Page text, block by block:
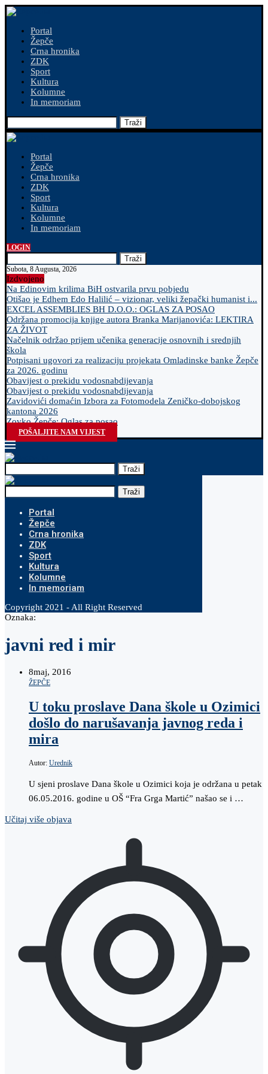
Portal
Žepče
Crna hronika
ZDK
Sport
Kultura
Kolumne
In memoriam
Traži
Portal
Žepče
Crna hronika
ZDK
Sport
Kultura
Kolumne
In memoriam
LOGIN
Traži
Subota, 8 Augusta, 2026
Izdvojeno
Na Edinovim krilima BiH ostvarila prvu pobjedu
Otišao je Edhem Edo Halilić – vizionar, veliki žepački humanist i...
EXCEL ASSEMBLIES BH D.O.O.: OGLAS ZA POSAO
Održana promocija knjige autora Branka Marijanovića: LEKTIRA
ZA ŽIVOT
Načelnik održao prijem učenika generacije osnovnih i srednjih
škola
Potpisani ugovori za realizaciju projekata Omladinske banke Žepče
za 2026. godinu
Obavijest o prekidu vodosnabdijevanja
Obavijest o prekidu vodosnabdijevanja
Zavidovići domaćin Izbora za Fotomodela Zeničko-dobojskog
kantona 2026
Zovko Žepče: Oglas za posao
POŠALJITE NAM VIJEST
Traži
Traži
Portal
Žepče
Crna hronika
ZDK
Sport
Kultura
Kolumne
In memoriam
Copyright 2021 - All Right Reserved
Oznaka:
javni red i mir
8maj, 2016
ŽEPČE
U toku proslave Dana škole u Ozimici
došlo do narušavanja javnog reda i
mira
Autor: Urednik
U sjeni proslave Dana škole u Ozimici koja je održana u petak
06.05.2016. godine u OŠ “Fra Grga Martić” našao se i …
Učitaj više objava